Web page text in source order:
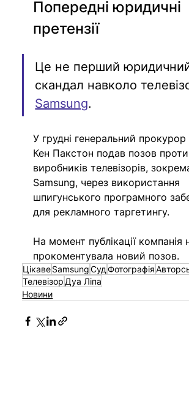
Попередні юридичні
претензії
Це не перший
скандал навколо
Samsung.
У грудні генеральний прокурор
Кен Пакстон подав позов проти
виробників телевізорів,
Samsung, через використання
шпигунського програмного
для рекламного таргетингу.
На момент публікації компанія
прокоментувала новий позов.
ЦікавеSamsungСудФотографія
Телевізор Дуа Ліпа
Новини